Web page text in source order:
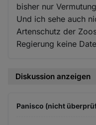
bisher nur
Und ich sehe auch
Artenschutz der
Regierung keine
Diskussion anzeigen
Panisco (nicht